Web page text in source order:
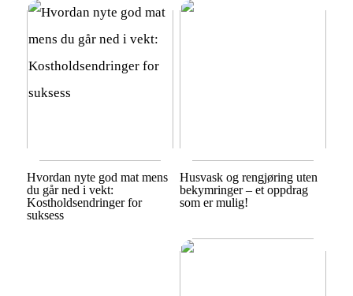
Hvordan nyte god mat mens
du går ned i vekt:
Kostholdsendringer for
suksess
Husvask og rengjøring uten
bekymringer – et oppdrag
som er mulig!